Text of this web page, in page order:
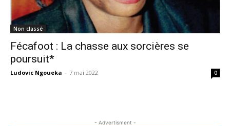
Non classé
Fécafoot : La chasse aux sorcières se
poursuit*
Ludovic Ngoueka - 7 mai 2022 0
- Advertisment -